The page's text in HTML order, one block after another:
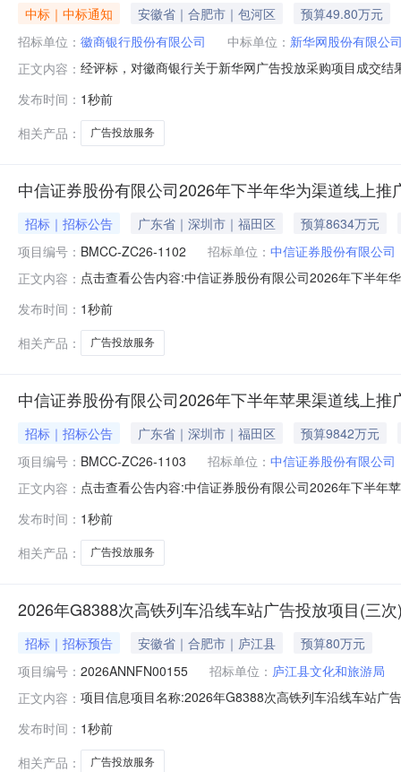
中标｜中标通知 安徽省｜合肥市｜包河区
预算49.80万元
招标单位： 徽商银行股份有限公司 中标单位： 新华网股份有限公
正文内容： 经评标，对徽商银行关于新华网广告投放采购项目成交
名称：新华网股份有限公司采购价格：人民币肆拾玖万
发布时间： 1秒前
相关产品：
广告投放服务
中信证券股份有限公司2026年下半年华为渠道线上推
招标｜招标公告 广东省｜深圳市｜福田区
预算8634万元
项目编号： BMCC-ZC26-1102 招标单位： 中信证券股份有限公司
正文内容： 点击查看公告内容:中信证券股份有限公司2026年下半年
发布时间： 1秒前
相关产品：
广告投放服务
中信证券股份有限公司2026年下半年苹果渠道线上推
招标｜招标公告 广东省｜深圳市｜福田区
预算9842万元
项目编号： BMCC-ZC26-1103 招标单位： 中信证券股份有限公司
正文内容： 点击查看公告内容:中信证券股份有限公司2026年下半年
发布时间： 1秒前
相关产品：
广告投放服务
2026年G8388次高铁列车沿线车站广告投放项目(三
招标｜招标预告 安徽省｜合肥市｜庐江县
预算80万元
项目编号： 2026ANNFN00155 招标单位： 庐江县文化和旅游局
正文内容： 项目信息项目名称:2026年G8388次高铁列车沿线车站广
庐江公共资源交易有限公司项目建立时间:2026-08-07办
发布时间： 1秒前
相关产品：
广告投放服务